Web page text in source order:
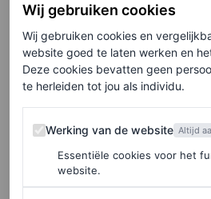
De Lab Diamonds-collectie van
bruiden omdat de diamanten –
officieel gecertificeerd zijn –
maar in een laboratorium
efficiënte processen, een
jewelry scene. Bovendien is de
Wij gebruiken cookies
Wij gebruiken cookies en
website goed te laten werken en
Deze cookies bevatten geen
te herleiden tot jou als individu.
Werking van de website
Werking van de website Altijd
Essentiële cookies voor het
website.